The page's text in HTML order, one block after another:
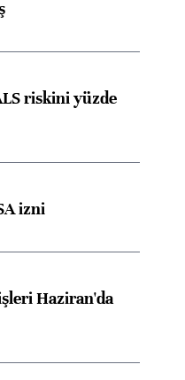
görüşmelere hazırlanıyor
riskini yüzde
izni
Haziran'da